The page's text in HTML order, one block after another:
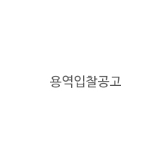
용역입찰공고